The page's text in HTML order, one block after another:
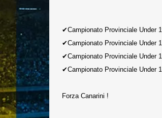
✔Campionato Provinciale Under
✔Campionato Provinciale Under
✔Campionato Provinciale Under
✔Campionato Provinciale Under
Forza Canarini !